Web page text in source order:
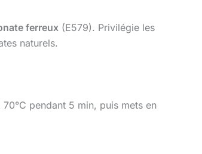
ferreux (E579). Privilégie les
naturels.
70°C pendant 5 min, puis mets en